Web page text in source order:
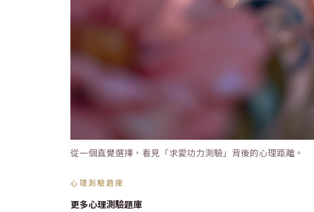
從一個直覺選擇，看見「求愛功力測驗」背後的心理距離。
心理測驗題庫
更多心理測驗題庫